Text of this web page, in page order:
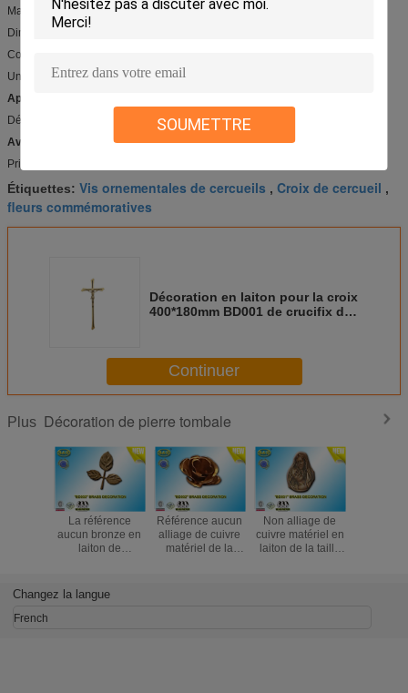
SOUMETTRE
Matériel : laiton
Dimension : 400*180mm
Couleur : Bronze
Unité extérieure, il a la garantie 10years.
Applications :
Décoration de pierre tombale
Avantage compétitif :
Prix concurrentiel et de haute qualité
Étiquettes: Vis ornementales de cercueils , Croix de cercueil ,
fleurs commémoratives
Décoration en laiton pour la croix
400*180mm BD001 de crucifix de
Continuer
Plus Décoration de pierre tombale
La référence
aucun bronze en
laiton de
la feuille BD033
laisse l'alliage de
Référence aucun
alliage de cuivre
matériel de la
Non alliage de
cuivre matériel en
laiton de la taille
Changez la langue
French